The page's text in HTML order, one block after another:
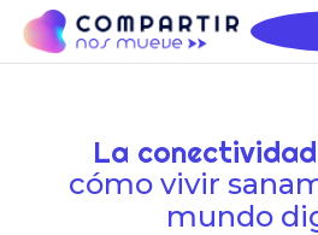
La
cómo vivir
mundo